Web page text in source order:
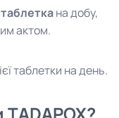
на добу,
актом.
таблетки на день.